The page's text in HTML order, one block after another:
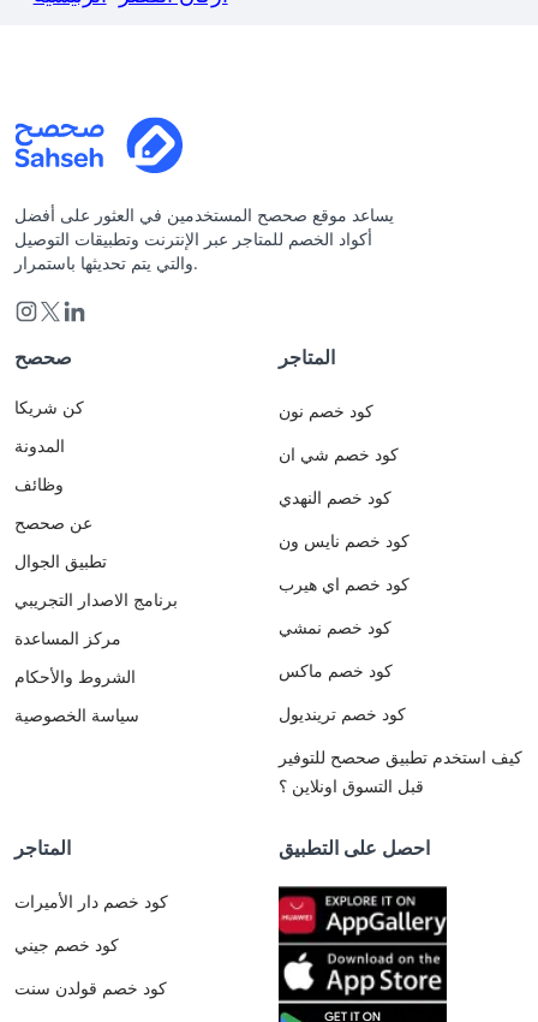
يساعد موقع صحصح المستخدمين في العثور على أفضل
أكواد الخصم للمتاجر عبر الإنترنت وتطبيقات التوصيل
والتي يتم تحديثها باستمرار.
صحصح
كن شريكا
المدونة
وظائف
عن صحصح
تطبيق الجوال
برنامج الاصدار التجريبي
مركز المساعدة
الشروط والأحكام
سياسة الخصوصية
المتاجر
كود خصم نون
كود خصم شي ان
كود خصم النهدي
كود خصم نايس ون
كود خصم اي هيرب
كود خصم نمشي
كود خصم ماكس
كود خصم ترينديول
كيف استخدم تطبيق صحصح للتوفير
قبل التسوق اونلاين ؟
المتاجر
كود خصم دار الأميرات
كود خصم جيني
كود خصم قولدن سنت
احصل على التطبيق